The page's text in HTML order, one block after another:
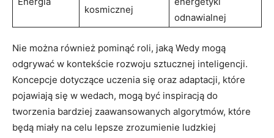
kosmicznej
odnawialnej
Nie można również pominąć roli, jaką Wedy mogą
odgrywać w kontekście rozwoju sztucznej inteligencji.
Koncepcje dotyczące uczenia się oraz adaptacji, które
pojawiają się w wedach, mogą być inspiracją do
tworzenia bardziej zaawansowanych algorytmów, które
będą miały na celu lepsze zrozumienie ludzkiej